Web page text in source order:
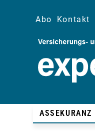
Abo Kontakt
ASSEKURANZ